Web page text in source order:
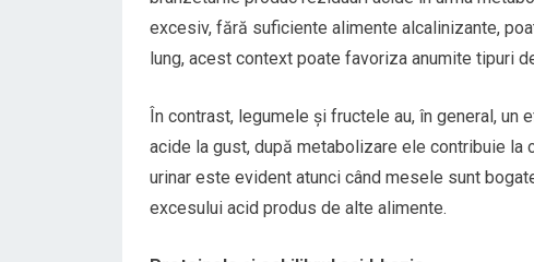
excesiv, fără suficiente alimente alcalinizante,
lung, acest context poate favoriza anumite tipuri
În contrast, legumele și fructele au, în general, un
acide la gust, după metabolizare ele contribuie la
urinar este evident atunci când mesele sunt
excesului acid produs de alte alimente.